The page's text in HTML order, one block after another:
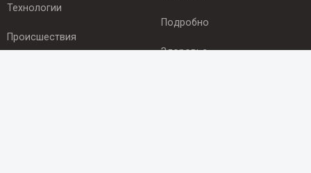
Технологии
Происшествия
Подробно
Здоровье